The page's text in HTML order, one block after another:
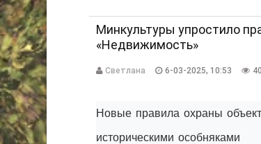
Минкультуры упростило
«Недвижимость»
Светлана 6-03-2025, 10:53
Новые правила охраны
историческими особняками